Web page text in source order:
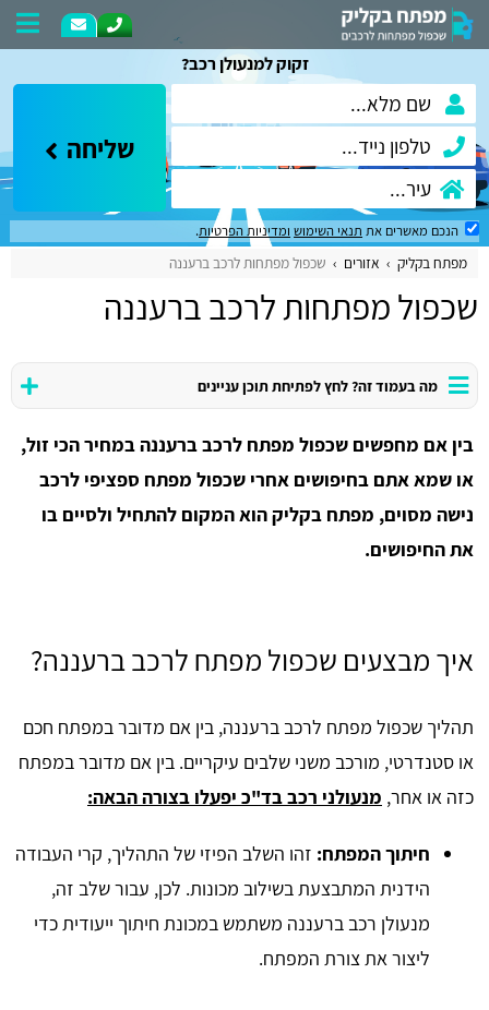
זקוק למנעולן רכב?
שליחה
הנכם מאשרים את תנאי השימוש ומדיניות הפרטיות.
מפתח בקליק אזורים שכפול מפתחות לרכב ברעננה
שכפול מפתחות לרכב ברעננה
מה בעמוד זה? לחץ לפתיחת תוכן עניינים
בין אם מחפשים שכפול מפתח לרכב ברעננה במחיר הכי זול,
או שמא אתם בחיפושים אחרי שכפול מפתח ספציפי לרכב
נישה מסוים, מפתח בקליק הוא המקום להתחיל ולסיים בו
את החיפושים.
איך מבצעים שכפול מפתח לרכב ברעננה?
תהליך שכפול מפתח לרכב ברעננה, בין אם מדובר במפתח חכם
או סטנדרטי, מורכב משני שלבים עיקריים. בין אם מדובר במפתח
כזה או אחר, מנעולני רכב בד"כ יפעלו בצורה הבאה:
חיתוך המפתח: זהו השלב הפיזי של התהליך, קרי העבודה
הידנית המתבצעת בשילוב מכונות. לכן, עבור שלב זה,
מנעולן רכב ברעננה משתמש במכונת חיתוך ייעודית כדי
ליצור את צורת המפתח.